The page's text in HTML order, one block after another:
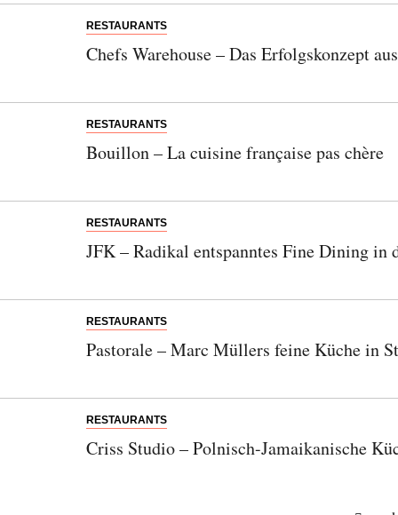
RESTAURANTS
Chefs Warehouse – Das Erfolgskonzept
RESTAURANTS
Bouillon – La cuisine française pas chère
RESTAURANTS
JFK – Radikal entspanntes Fine Dining in
RESTAURANTS
Pastorale – Marc Müllers feine Küche in
RESTAURANTS
Criss Studio – Polnisch-Jamaikanische
Entdecken Sie jede Woche neue schöne
Orte, handverlesene Geheimtipps und
einzigartige Reisen.